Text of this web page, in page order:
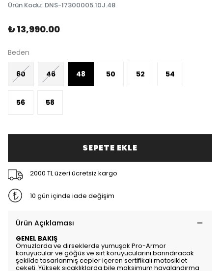
Ürün Kodu: DNS-17300005.10J.48
₺ 13,990.00
Beden
60 46 48 50 52 54
56 58
SEPETE EKLE
2000 TL üzeri ücretsiz kargo
10 gün içinde iade değişim
Ürün Açıklaması
GENEL BAKIŞ
Omuzlarda ve dirseklerde yumuşak Pro-Armor
koruyucular ve göğüs ve sırt koruyucularını barındıracak
şekilde tasarlanmış cepler içeren sertifikalı motosiklet
ceketi. Yüksek sıcaklıklarda bile maksimum havalandırma